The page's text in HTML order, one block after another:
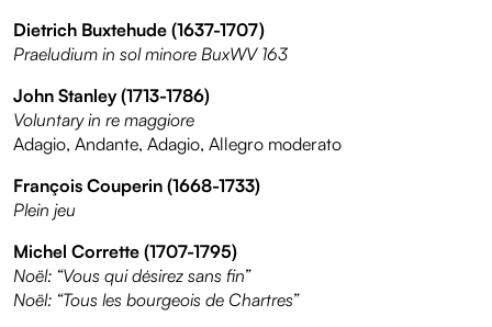
Dietrich Buxtehude (1637-1707)
Praeludium in sol minore BuxWV 163
John Stanley (1713-1786)
Voluntary in re maggiore
Adagio, Andante, Adagio, Allegro moderato
François Couperin (1668-1733)
Plein jeu
Michel Corrette (1707-1795)
Noël: “Vous qui désirez sans fin”
Noël: “Tous les bourgeois de Chartres”